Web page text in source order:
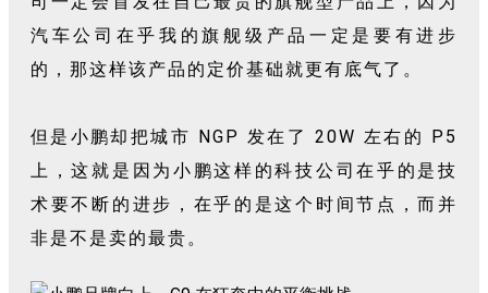
汽车公司在乎我的旗舰级产品一定是要有进步
的，那这样该产品的定价基础就更有底气了。
但是小鹏却把城市 NGP 发在了 20W 左右的 P5
上，这就是因为小鹏这样的科技公司在乎的是技
术要不断的进步，在乎的是这个时间节点，而并
非是不是卖的最贵。